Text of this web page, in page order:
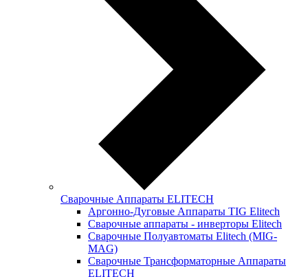
Сварочные Аппараты ELITECH
Аргонно-Дуговые Аппараты TIG Elitech
Сварочные аппараты - инверторы Elitech
Сварочные Полуавтоматы Elitech (MIG-
MAG)
Сварочные Трансформаторные Аппараты
ELITECH